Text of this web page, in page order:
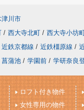
津川市
/ 西大寺北町 / 西大寺小坊
近鉄京都線 / 近鉄橿原線 /
菖蒲池 / 学園前 / 学研奈良
ロフト付き物件
女性専用の物件